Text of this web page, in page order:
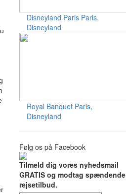
Disneyland Paris Paris,
Disneyland
Royal Banquet Paris,
Disneyland
Følg os på Facebook
Tilmeld dig vores nyhedsmail
GRATIS og modtag spændende
rejsetilbud.